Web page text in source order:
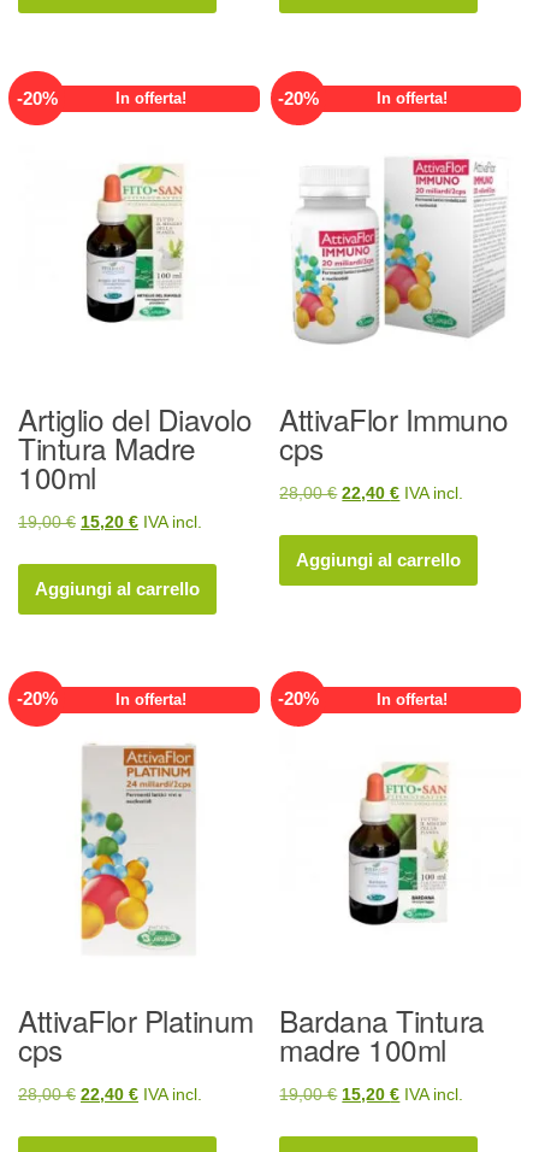
era:
è:
era:
è:
-20% In offerta!
Artiglio del Diavolo
Tintura Madre
100ml
19,00€ Il
originale
era:
15,20 €Il
attuale
è:
IVA incl.
Aggiungi al carrello
-20% In offerta!
AttivaFlor Immuno
cps
28,00€ Il
originale
era:
22,40€Il
attuale
è:
IVA incl.
Aggiungi al carrello
-20% In offerta!
AttivaFlor Platinum
cps
28,00€ Il
22,40 €IlIVA incl.
-20% In offerta!
Bardana Tintura
madre 100ml
19,00€ Il
15,20€IlIVA incl.